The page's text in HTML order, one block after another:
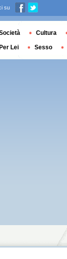
su
Cultura
Per Lei Sesso